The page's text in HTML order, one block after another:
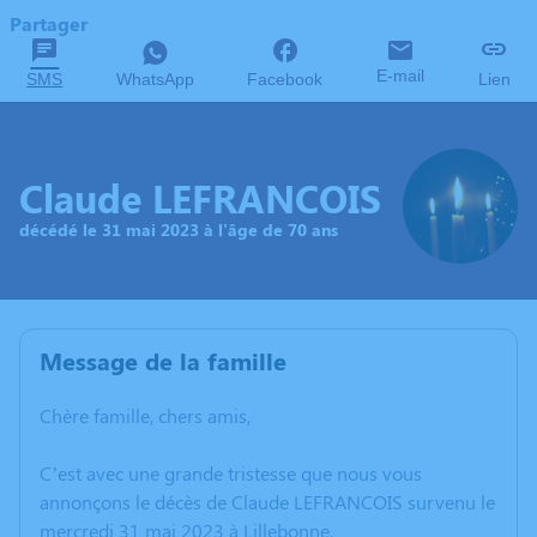
Partager
SMS WhatsApp Facebook E-mail Lien
Claude LEFRANCOIS
décédé le 31 mai 2023 à l'âge de 70 ans
Message de la famille
Chère famille, chers amis,
C’est avec une grande tristesse que nous vous
annonçons le décès de Claude LEFRANCOIS survenu le
mercredi 31 mai 2023 à Lillebonne.